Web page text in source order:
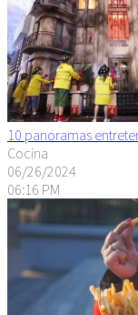
10 panoramas
Cocina
06/26/2024
06:16 PM